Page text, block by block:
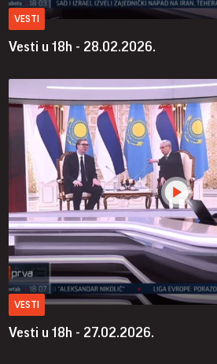
VESTI
Vesti u 18h - 28.02.2026.
VESTI
Vesti u 18h - 27.02.2026.